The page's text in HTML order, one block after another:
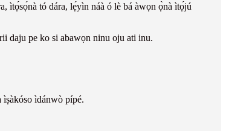
ìtọ́sọ́nà tó dára, lẹ́yìn náà ó lè bá àwọn ọ̀nà ìtọ́jú
daju pe ko si abawọn ninu oju ati inu.
ìdánwò pípé.